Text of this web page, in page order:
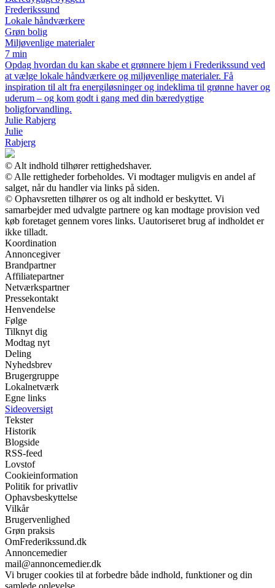
Frederikssund
Lokale håndværkere
Grøn bolig
Miljøvenlige materialer
7 min
Opdag hvordan du kan skabe et grønnere hjem i Frederikssund ved
at vælge lokale håndværkere og miljøvenlige materialer. Få
inspiration til alt fra energiløsninger og indeklima til grønne haver og
uderum – og kom godt i gang med din bæredygtige
boligforvandling.
Julie Rabjerg
Julie
Rabjerg
© Alt indhold tilhører rettighedshaver.
© Alle rettigheder forbeholdes. Vi modtager muligvis en andel af
salget, når du handler via links på siden.
© Ophavsretten tilhører os og alt indhold er beskyttet. Vi
samarbejder med udvalgte partnere og kan modtage provision ved
køb foretaget gennem vores links. Uautoriseret brug af indholdet er
ikke tilladt.
Koordination
Annoncegiver
Brandpartner
Affiliatepartner
Netværkspartner
Pressekontakt
Henvendelse
Følge
Tilknyt dig
Modtag nyt
Deling
Nyhedsbrev
Brugergruppe
Lokalnetværk
Egne links
Sideoversigt
Tekster
Historik
Blogside
RSS-feed
Lovstof
Cookieinformation
Politik for privatliv
Ophavsbeskyttelse
Vilkår
Brugervenlighed
Grøn praksis
OmFrederikssund.dk
Annoncemedier
mail@annoncemedier.dk
Vi bruger cookies til at forbedre både indhold, funktioner og din